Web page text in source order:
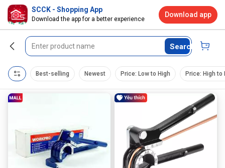
Search
Best-selling Newest Price: Low to High Price: High to
SCCK - Shopping App
Download the app for a better experience
Download app